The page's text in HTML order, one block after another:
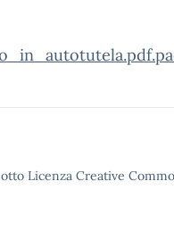
Licenza Creative